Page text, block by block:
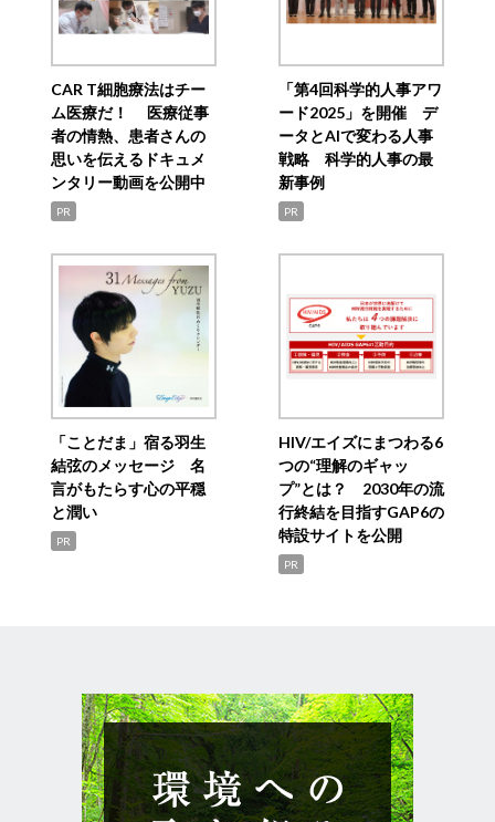
CAR T細胞療法はチー
ム医療だ！ 医療従事
者の情熱、患者さんの
思いを伝えるドキュメ
ンタリー動画を公開中
PR
「第4回科学的人事アワ
ード2025」を開催 デ
ータとAIで変わる人事
戦略 科学的人事の最
新事例
PR
「ことだま」宿る羽生
結弦のメッセージ 名
言がもたらす心の平穏
と潤い
PR
HIV/エイズにまつわる6
つの“理解のギャッ
プ”とは？ 2030年の流
行終結を目指すGAP6の
特設サイトを公開
PR